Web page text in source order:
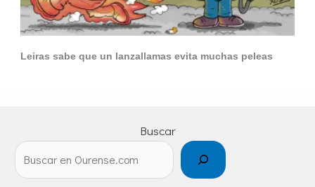
Leiras sabe que un lanzallamas evita muchas peleas
Buscar